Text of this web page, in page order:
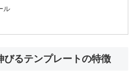
ル
びるテンプレートの特徴